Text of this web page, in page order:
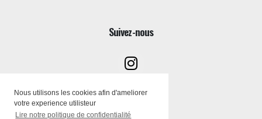
Nous utilisons les cookies afin d'ameliorer
votre experience utilisteur
Lire notre politique de confidentialité
Suivez-nous